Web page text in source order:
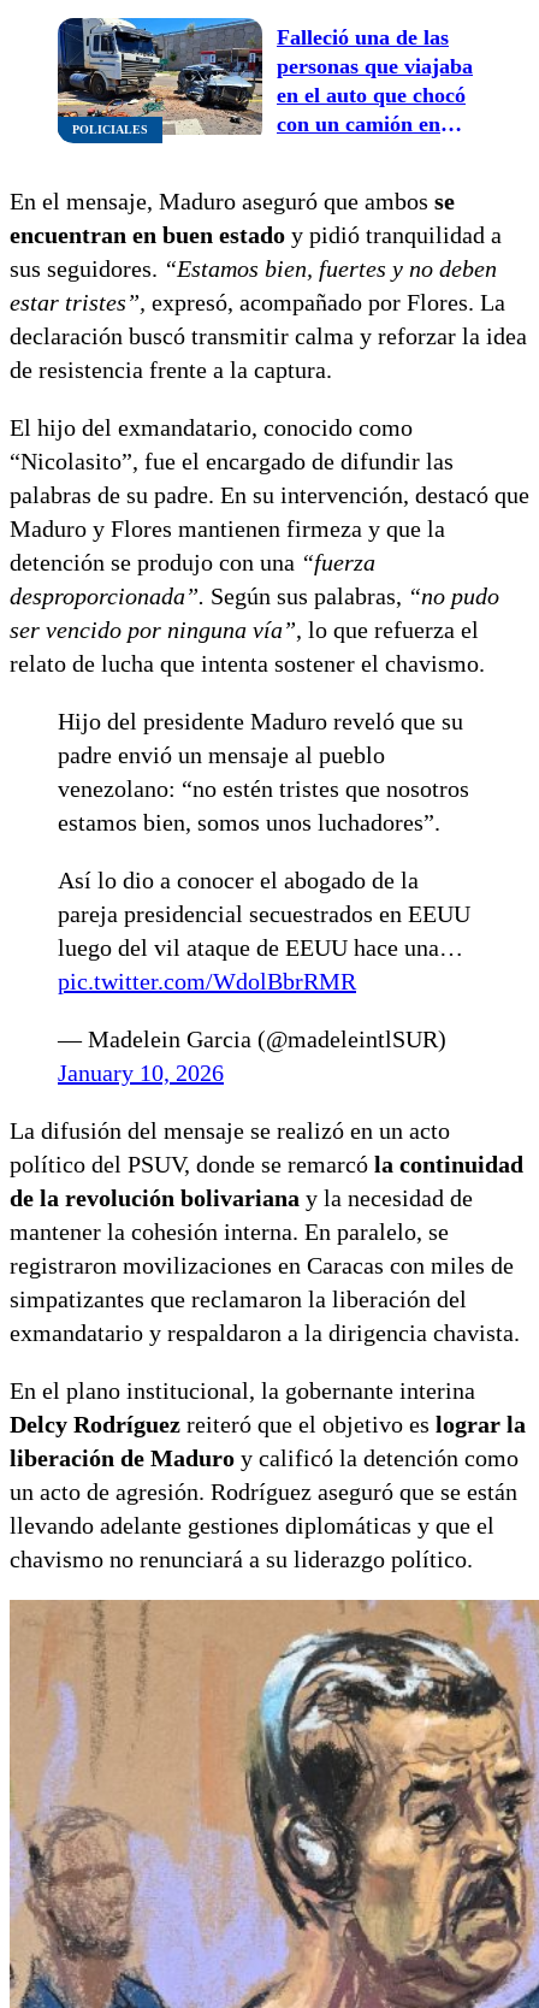
POLICIALES
Falleció una de las
personas que viajaba
en el auto que chocó
con un camión en
En el mensaje, Maduro aseguró que ambos se
encuentran en buen estado y pidió tranquilidad a
sus seguidores. “Estamos bien, fuertes y no deben
estar tristes”, expresó, acompañado por Flores. La
declaración buscó transmitir calma y reforzar la idea
de resistencia frente a la captura.
El hijo del exmandatario, conocido como
“Nicolasito”, fue el encargado de difundir las
palabras de su padre. En su intervención, destacó que
Maduro y Flores mantienen firmeza y que la
detención se produjo con una “fuerza
desproporcionada”. Según sus palabras, “no pudo
ser vencido por ninguna vía”, lo que refuerza el
relato de lucha que intenta sostener el chavismo.
Hijo del presidente Maduro reveló que su
padre envió un mensaje al pueblo
venezolano: “no estén tristes que nosotros
estamos bien, somos unos luchadores”.
Así lo dio a conocer el abogado de la
pareja presidencial secuestrados en EEUU
luego del vil ataque de EEUU hace una…
pic.twitter.com/WdolBbrRMR
— Madelein Garcia (@madeleintlSUR)
January 10, 2026
La difusión del mensaje se realizó en un acto
político del PSUV, donde se remarcó la continuidad
de la revolución bolivariana y la necesidad de
mantener la cohesión interna. En paralelo, se
registraron movilizaciones en Caracas con miles de
simpatizantes que reclamaron la liberación del
exmandatario y respaldaron a la dirigencia chavista.
En el plano institucional, la gobernante interina
Delcy Rodríguez reiteró que el objetivo es lograr la
liberación de Maduro y calificó la detención como
un acto de agresión. Rodríguez aseguró que se están
llevando adelante gestiones diplomáticas y que el
chavismo no renunciará a su liderazgo político.